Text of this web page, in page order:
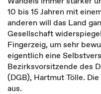
10 bis 15 Jahren mit
anderen will das Land
Gesellschaft
Fingerzeig, um sehr
eigentlich eine
Bezirksvorsitzende des
(DGB), Hartmut Tölle.
aus.